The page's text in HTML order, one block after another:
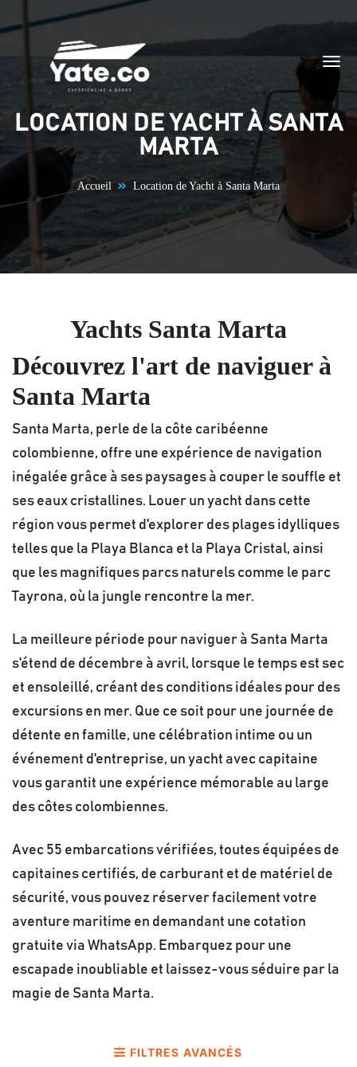
Aller au contenu
LOCATION DE YACHT À SANTA
MARTA
Accueil Location de Yacht à Santa Marta
Yachts Santa Marta
Découvrez l'art de naviguer à
Santa Marta
Santa Marta, perle de la côte caribéenne
colombienne, offre une expérience de navigation
inégalée grâce à ses paysages à couper le souffle et
ses eaux cristallines. Louer un yacht dans cette
région vous permet d'explorer des plages idylliques
telles que la Playa Blanca et la Playa Cristal, ainsi
que les magnifiques parcs naturels comme le parc
Tayrona, où la jungle rencontre la mer.
La meilleure période pour naviguer à Santa Marta
s'étend de décembre à avril, lorsque le temps est sec
et ensoleillé, créant des conditions idéales pour des
excursions en mer. Que ce soit pour une journée de
détente en famille, une célébration intime ou un
événement d'entreprise, un yacht avec capitaine
vous garantit une expérience mémorable au large
des côtes colombiennes.
Avec 55 embarcations vérifiées, toutes équipées de
capitaines certifiés, de carburant et de matériel de
sécurité, vous pouvez réserver facilement votre
aventure maritime en demandant une cotation
gratuite via WhatsApp. Embarquez pour une
escapade inoubliable et laissez-vous séduire par la
magie de Santa Marta.
FILTRES AVANCÉS